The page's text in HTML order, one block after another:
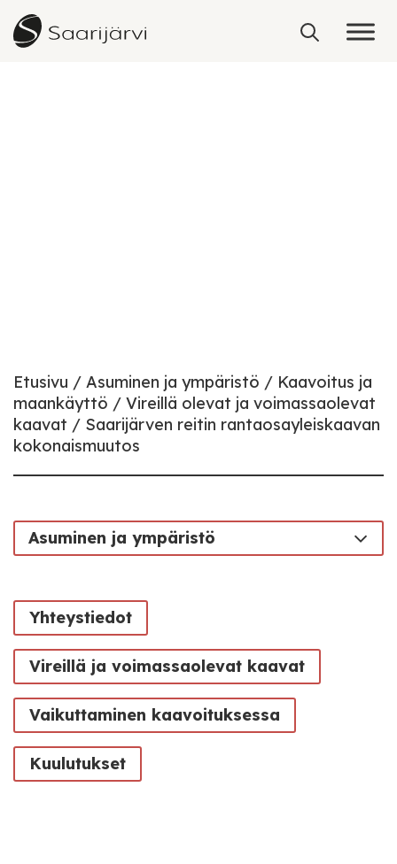
Skip to content
Etusivu Asuminen ja ympäristö
Kaavoitus ja
maankäyttö
Vireillä olevat ja voimassaolevat
kaavat
Saarijärven reitin rantaosayleiskaavan
kokonaismuutos
Asuminen ja ympäristö
Yhteystiedot
Vireillä ja voimassaolevat kaavat
Vaikuttaminen kaavoituksessa
Kuulutukset